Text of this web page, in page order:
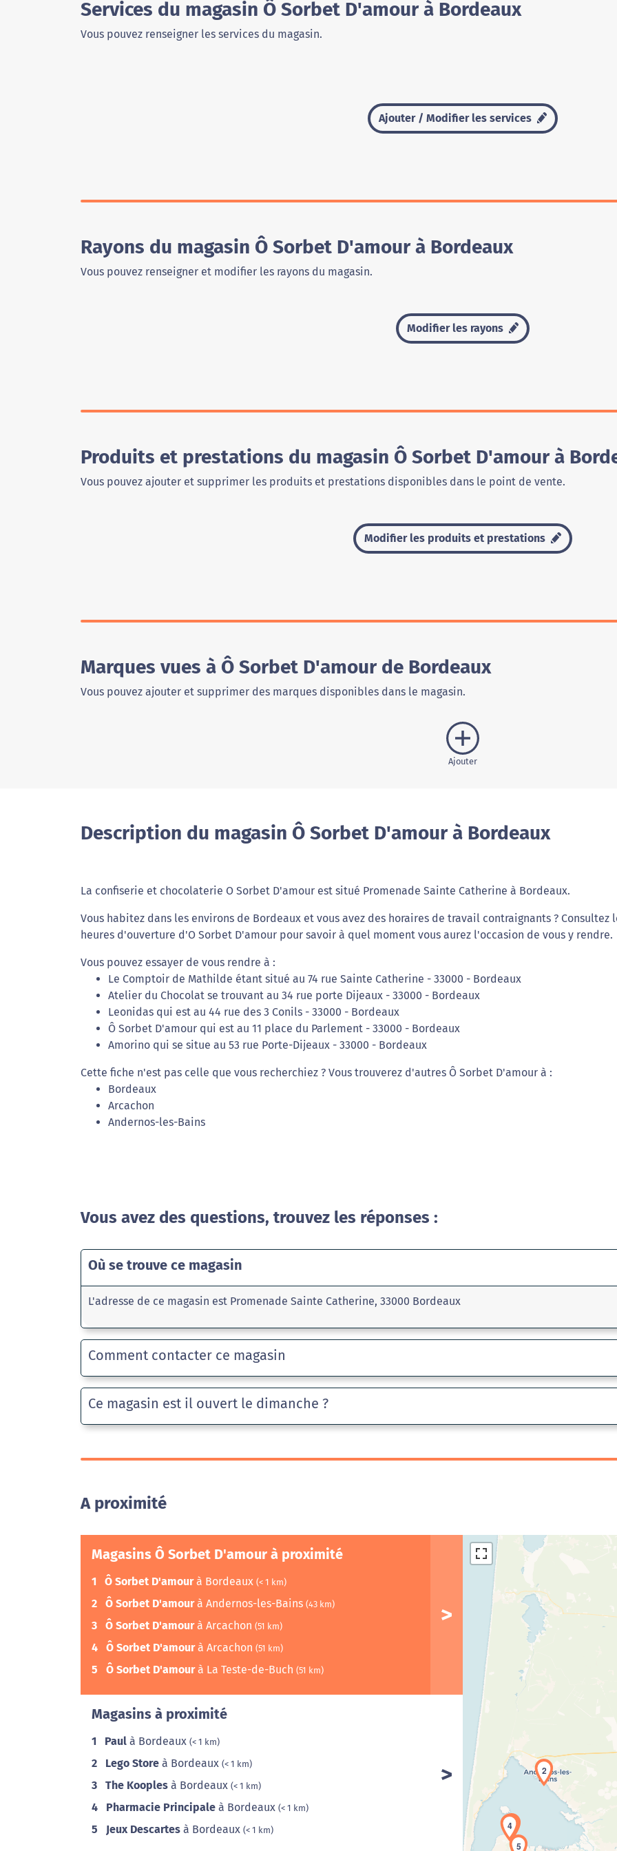
Services du magasin Ô Sorbet D'amour à Bordeaux
Vous pouvez renseigner les services du magasin.
Ajouter / Modifier les services
Rayons du magasin Ô Sorbet D'amour à Bordeaux
Vous pouvez renseigner et modifier les rayons du magasin.
Modifier les rayons
Produits et prestations du magasin Ô Sorbet D'amour à
Vous pouvez ajouter et supprimer les produits et prestations disponibles dans le point de vente.
Modifier les produits et prestations
Marques vues à Ô Sorbet D'amour de Bordeaux
Vous pouvez ajouter et supprimer des marques disponibles dans le magasin.
Ajouter
Description du magasin Ô Sorbet D'amour à Bordeaux
La confiserie et chocolaterie O Sorbet D'amour est situé Promenade Sainte Catherine à Bordeaux.
Vous habitez dans les environs de Bordeaux et vous avez des horaires de travail contraignants ? Consultez
heures d'ouverture d'O Sorbet D'amour pour savoir à quel moment vous aurez l'occasion de vous y rendre.
Vous pouvez essayer de vous rendre à :
Le Comptoir de Mathilde étant situé au 74 rue Sainte Catherine - 33000 - Bordeaux
Atelier du Chocolat se trouvant au 34 rue porte Dijeaux - 33000 - Bordeaux
Leonidas qui est au 44 rue des 3 Conils - 33000 - Bordeaux
Ô Sorbet D'amour qui est au 11 place du Parlement - 33000 - Bordeaux
Amorino qui se situe au 53 rue Porte-Dijeaux - 33000 - Bordeaux
Cette fiche n'est pas celle que vous recherchiez ? Vous trouverez d'autres Ô Sorbet D'amour à :
Bordeaux
Arcachon
Andernos-les-Bains
Vous avez des questions, trouvez les réponses :
Où se trouve ce magasin
L'adresse de ce magasin est Promenade Sainte Catherine, 33000 Bordeaux
Comment contacter ce magasin
Ce magasin est il ouvert le dimanche ?
A proximité
Magasins Ô Sorbet D'amour à proximité
1 Ô Sorbet D'amourà Bordeaux (< 1 km)
2 Ô Sorbet D'amourà Andernos-les-Bains (43 km)
3 Ô Sorbet D'amourà Arcachon (51 km)
4 Ô Sorbet D'amourà Arcachon (51 km)
5 Ô Sorbet D'amourà La Teste-de-Buch (51 km)
Magasins à proximité
1 Paul à Bordeaux (< 1 km)
2 Lego Store à Bordeaux (< 1 km)
3 The Kooples à Bordeaux (< 1 km)
4 Pharmacie Principale à Bordeaux (< 1 km)
5 Jeux Descartes à Bordeaux (< 1 km)
2
3
4
5